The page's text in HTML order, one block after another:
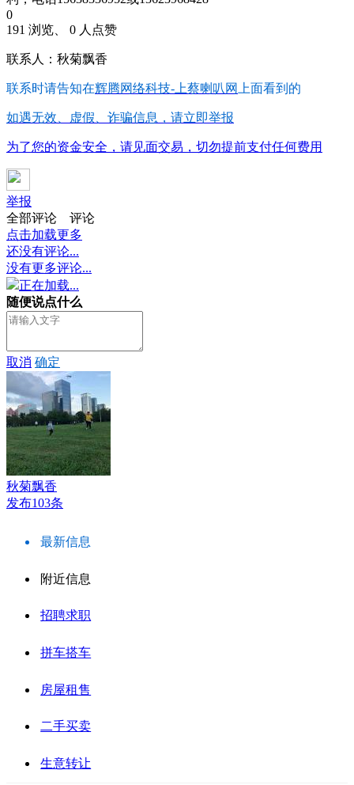
0
191 浏览、 0 人点赞
联系人：秋菊飘香
联系时请告知在辉腾网络科技-上蔡喇叭网 上面看到的
如遇无效、虚假、诈骗信息，请立即举报
为了您的资金安全，请见面交易，切勿提前支付任何费用
举报
全部评论
评论
点击加载更多
还没有评论...
没有更多评论...
正在加载...
随便说点什么
取消 确定
秋菊飘香
发布103条
最新信息
附近信息
招聘求职
拼车搭车
房屋租售
二手买卖
生意转让